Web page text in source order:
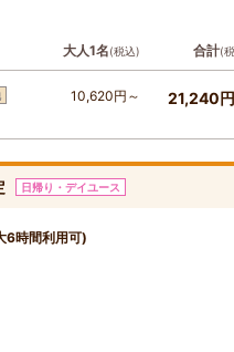
大人1名(税込) 合計(
10,620円～ 21,240
日帰り・デイユース
時間利用可)